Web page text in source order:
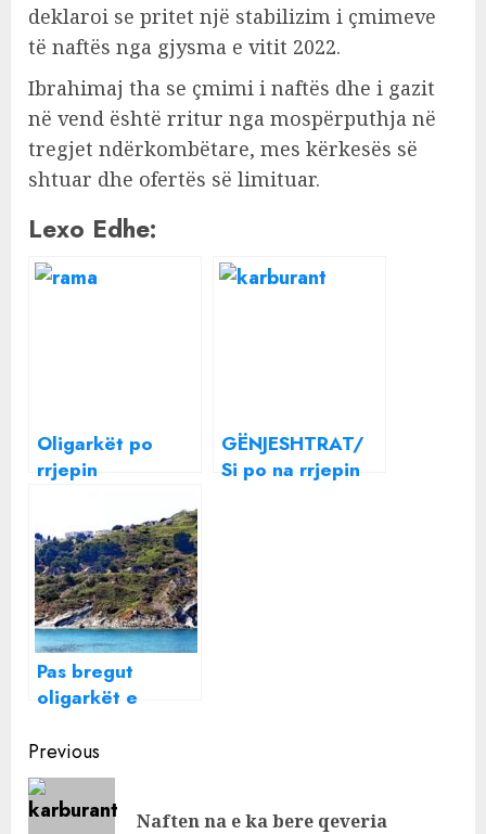
deklaroi se pritet një stabilizim i çmimeve
të naftës nga gjysma e vitit 2022.
Ibrahimaj tha se çmimi i naftës dhe i gazit
në vend është rritur nga mospërputhja në
tregjet ndërkombëtare, mes kërkesës së
shtuar dhe ofertës së limituar.
Lexo Edhe:
Oligarkët po
rrjepin
me justifikimin
bajat për naftën:
Do paguajmë
pjesën tonë nga
lufta në Ukrainë
GËNJESHTRAT/
Si po na rrjepin
Pas bregut
oligarkët e
pushtojnë dhe
detin
Continue
Reading
Previous
Naften na e ka bere qeveria